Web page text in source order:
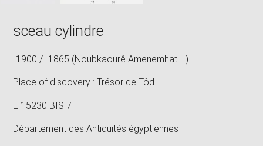
sceau cylindre
-1900 / -1865 (Noubkaourê Amenemhat II)
Place of discovery : Trésor de Tôd
E 15230 BIS 7
Département des Antiquités égyptiennes